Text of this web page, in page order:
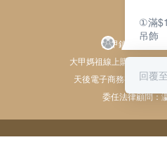
大甲鎮瀾宮唯一
大甲媽祖線上購物商城 ©
天後電子商務有限公司 /
委任法律顧問：
①滿
吊飾
新朋
回覆